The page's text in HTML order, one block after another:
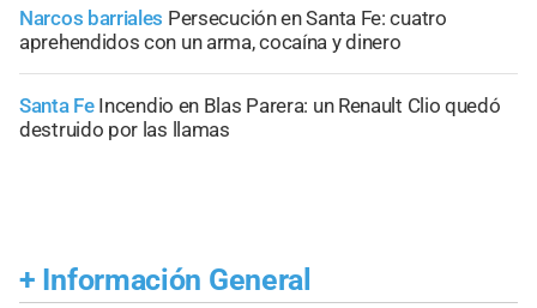
Narcos barriales Persecución en Santa Fe: cuatro
aprehendidos con un arma, cocaína y dinero
Santa Fe Incendio en Blas Parera: un Renault Clio quedó
destruido por las llamas
+ Información General